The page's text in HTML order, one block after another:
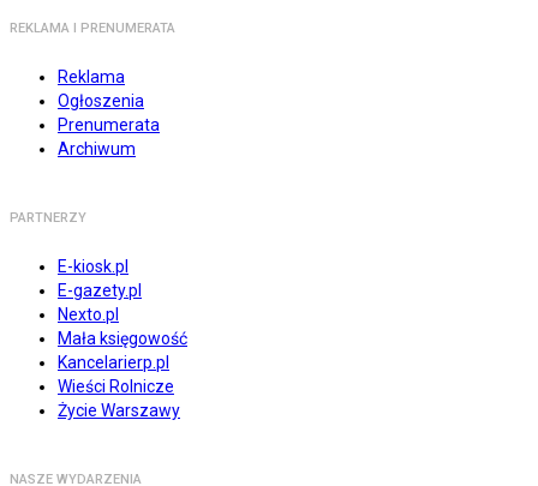
REKLAMA I PRENUMERATA
Reklama
Ogłoszenia
Prenumerata
Archiwum
PARTNERZY
E-kiosk.pl
E-gazety.pl
Nexto.pl
Mała księgowość
Kancelarierp.pl
Wieści Rolnicze
Życie Warszawy
NASZE WYDARZENIA